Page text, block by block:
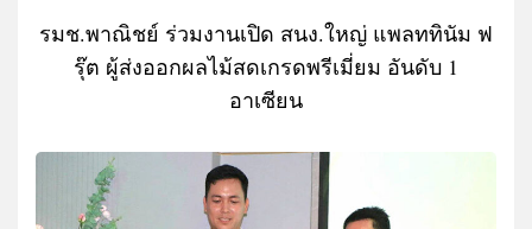
รมช.พาณิชย์ ร่วมงานเปิด สนง.ใหญ่ แพลททินัม ฟ
รุ๊ต ผู้ส่งออกผลไม้สดเกรดพรีเมี่ยม อันดับ 1
อาเซียน